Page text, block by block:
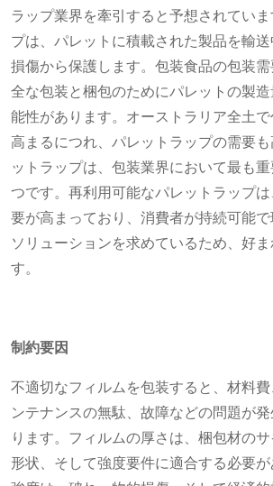
ラップ業界を牽引すると予想されてい
プは、パレットに積載された製品を輸
損傷から保護します。包装食品の包装
全な包装と梱包のためにパレットの製
能性があります。オーストラリア全土
高まるにつれ、パレットラップの需要
ットラップは、包装業界において最も
つです。再利用可能なパレットラップ
要が高まっており、消費者が持続可能
ソリューションを求めているため、好
す。
制約要因
不適切なフィルムを包装すると、材料
ンテナンスの無駄、故障などの問題が
ります。フィルムの厚さは、梱包材の
形状、そして強度要件に適合する必要